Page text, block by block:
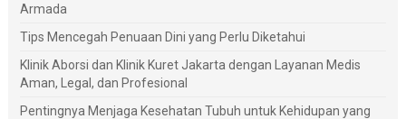
Armada
Tips Mencegah Penuaan Dini yang Perlu Diketahui
Klinik Aborsi dan Klinik Kuret Jakarta dengan Layanan Medis
Aman, Legal, dan Profesional
Pentingnya Menjaga Kesehatan Tubuh untuk Kehidupan yang